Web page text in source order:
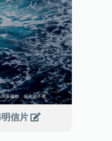
明信片